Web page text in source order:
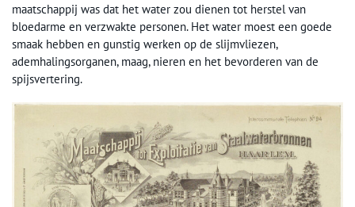
maatschappij was dat het water zou dienen tot herstel van
bloedarme en verzwakte personen. Het water moest een goede
smaak hebben en gunstig werken op de slijmvliezen,
ademhalingsorganen, maag, nieren en het bevorderen van de
spijsvertering.